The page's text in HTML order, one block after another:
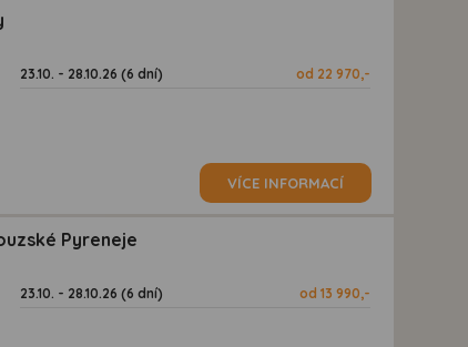
23.10. - 28.10.26 (6 dní) od 22 970,-
VÍCE INFORMACÍ
Pyreneje
23.10. - 28.10.26 (6 dní) od 13 990,-